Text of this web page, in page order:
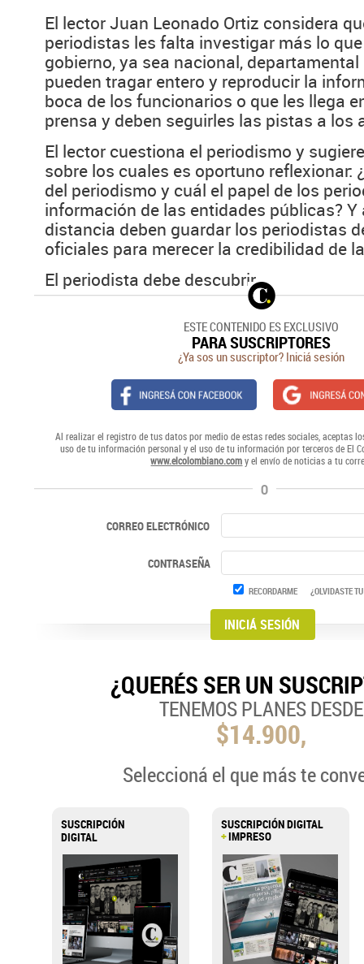
El lector Juan Leonado Ortiz considera
periodistas les falta investigar más lo
gobierno, ya sea nacional,
pueden tragar entero y reproducir la
boca de los funcionarios o que les llega
prensa y deben seguirles las pistas a los
El lector cuestiona el periodismo y
sobre los cuales es oportuno reflexionar:
del periodismo y cuál el papel de los
información de las entidades públicas? Y
distancia deben guardar los periodistas
oficiales para merecer la credibilidad de
El periodista debe descubrir...
ESTE CONTENIDO ES EXCLUSIVO
PARA SUSCRIPTORES
¿Ya sos un suscriptor? Iniciá sesión
Al realizar el registro de tus datos por medio de estas redes sociales, aceptas
uso de tu información personal y el uso de tu información por terceros de El
www.elcolombiano.comy el envío de noticias a tu
O
CORREO ELECTRÓNICO
CONTRASEÑA
RECORDARME ¿OLVIDASTE TU
¿QUERÉS SER UN
TENEMOS PLANES DESDE
$14.900,
Seleccioná el que más te
SUSCRIPCIÓN
DIGITAL
SUSCRIPCIÓN DIGITAL
+IMPRESO